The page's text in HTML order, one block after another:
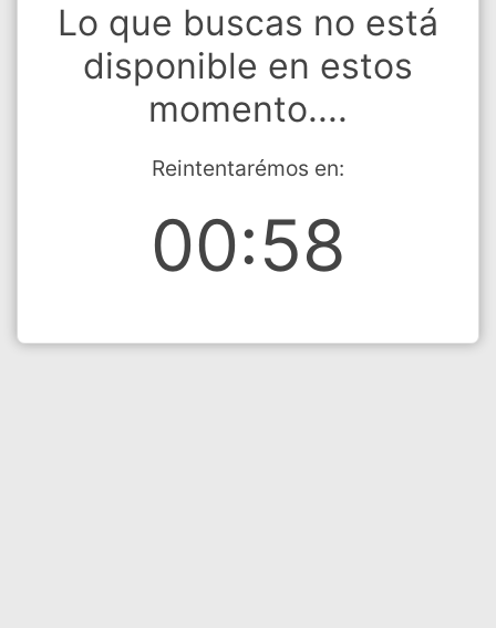
Lo que buscas no está
disponible en estos
momento....
Reintentarémos en:
00:58